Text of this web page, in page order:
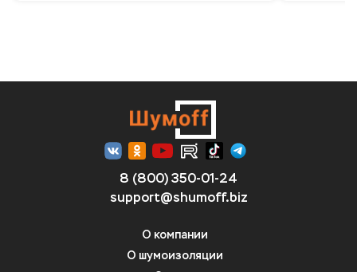
8 (800) 350-01-24
support@shumoff.biz
О компании
О шумоизоляции